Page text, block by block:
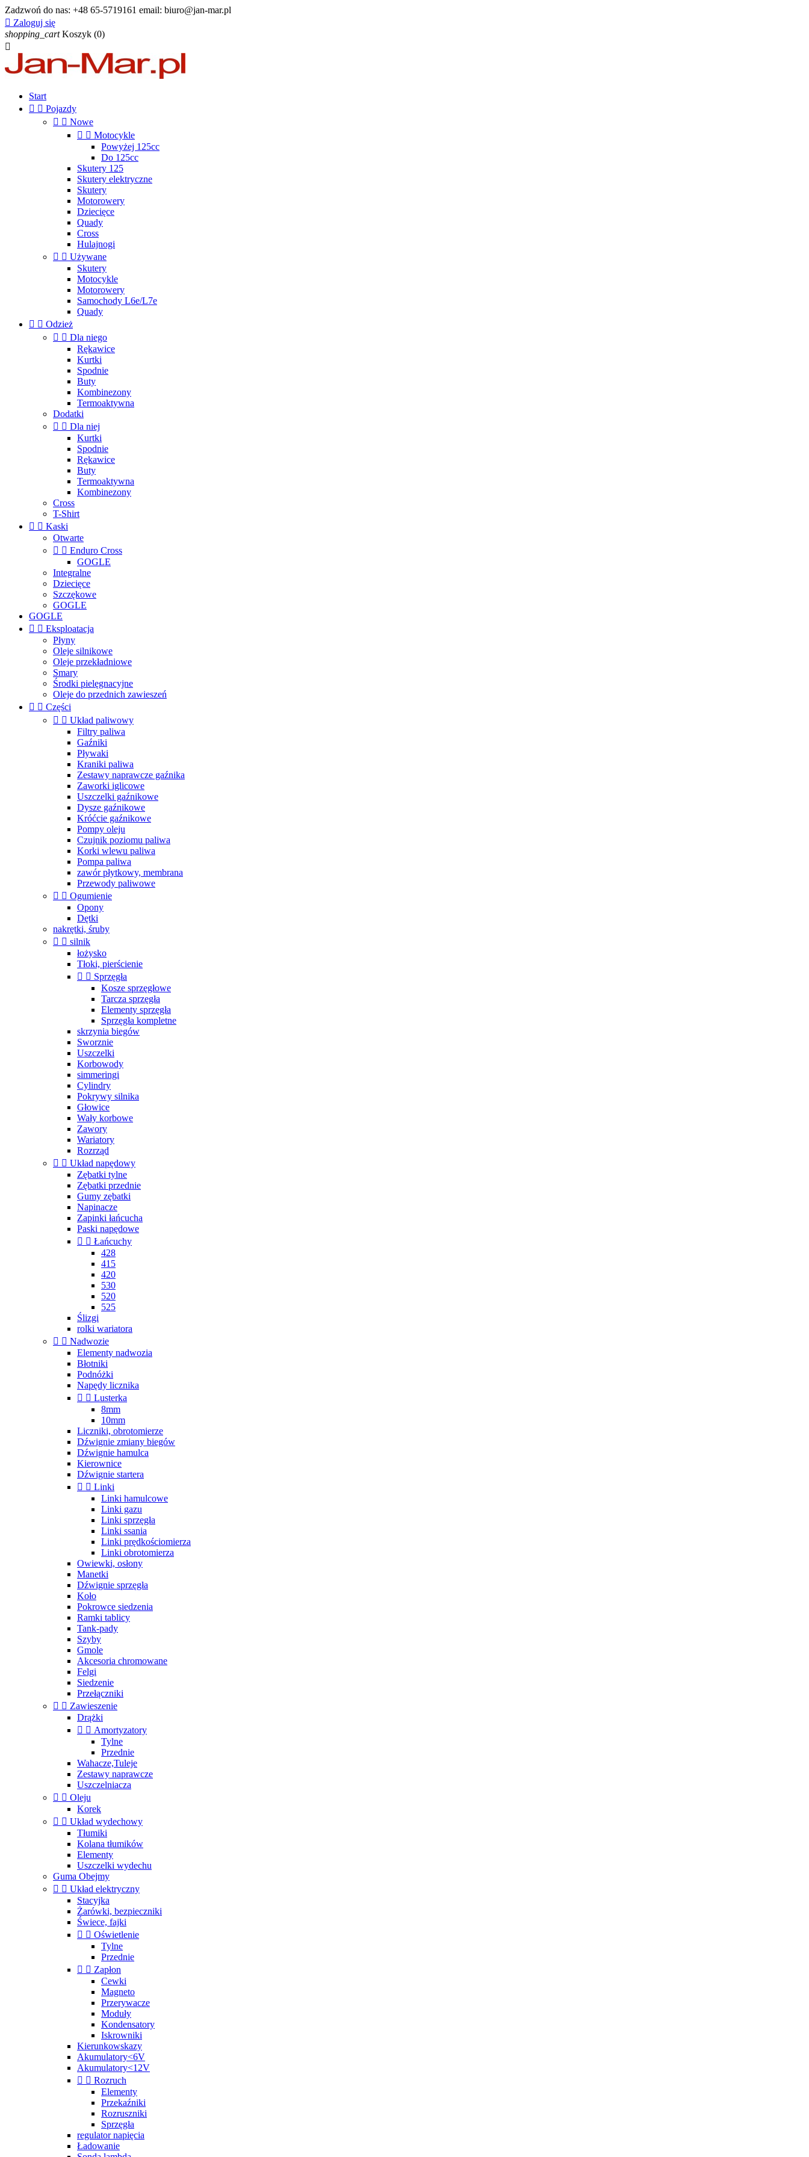
Zadzwoń do nas: +48 65-5719161 email: biuro@jan-mar.pl
 Zaloguj się
shopping_cart Koszyk (0)

Start
  Pojazdy
  Nowe
  Motocykle
Powyżej 125cc
Do 125cc
Skutery 125
Skutery elektryczne
Skutery
Motorowery
Dziecięce
Quady
Cross
Hulajnogi
  Używane
Skutery
Motocykle
Motorowery
Samochody L6e/L7e
Quady
  Odzież
  Dla niego
Rękawice
Kurtki
Spodnie
Buty
Kombinezony
Termoaktywna
Dodatki
  Dla niej
Kurtki
Spodnie
Rękawice
Buty
Termoaktywna
Kombinezony
Cross
T-Shirt
  Kaski
Otwarte
  Enduro Cross
GOGLE
Integralne
Dziecięce
Szczękowe
GOGLE
GOGLE
  Eksploatacja
Płyny
Oleje silnikowe
Oleje przekładniowe
Smary
Środki pielęgnacyjne
Oleje do przednich zawieszeń
  Części
  Układ paliwowy
Filtry paliwa
Gaźniki
Pływaki
Kraniki paliwa
Zestawy naprawcze gaźnika
Zaworki iglicowe
Uszczelki gaźnikowe
Dysze gaźnikowe
Króćcie gaźnikowe
Pompy oleju
Czujnik poziomu paliwa
Korki wlewu paliwa
Pompa paliwa
zawór płytkowy, membrana
Przewody paliwowe
  Ogumienie
Opony
Dętki
nakrętki, śruby
  silnik
łożysko
Tłoki, pierścienie
  Sprzęgła
Kosze sprzęgłowe
Tarcza sprzęgła
Elementy sprzęgła
Sprzęgła kompletne
skrzynia biegów
Sworznie
Uszczelki
Korbowody
simmeringi
Cylindry
Pokrywy silnika
Głowice
Wały korbowe
Zawory
Wariatory
Rozrząd
  Układ napędowy
Zębatki tylne
Zębatki przednie
Gumy zębatki
Napinacze
Zapinki łańcucha
Paski napędowe
  Łańcuchy
428
415
420
530
520
525
Ślizgi
rolki wariatora
  Nadwozie
Elementy nadwozia
Błotniki
Podnóżki
Napędy licznika
  Lusterka
8mm
10mm
Liczniki, obrotomierze
Dźwignie zmiany biegów
Dźwignie hamulca
Kierownice
Dźwignie startera
  Linki
Linki hamulcowe
Linki gazu
Linki sprzęgła
Linki ssania
Linki prędkościomierza
Linki obrotomierza
Owiewki, osłony
Manetki
Dźwignie sprzęgła
Koło
Pokrowce siedzenia
Ramki tablicy
Tank-pady
Szyby
Gmole
Akcesoria chromowane
Felgi
Siedzenie
Przełączniki
  Zawieszenie
Drążki
  Amortyzatory
Tylne
Przednie
Wahacze,Tuleje
Zestawy naprawcze
Uszczelniacza
  Oleju
Korek
  Układ wydechowy
Tłumiki
Kolana tłumików
Elementy
Uszczelki wydechu
Guma Obejmy
  Układ elektryczny
Stacyjka
Żarówki, bezpieczniki
Świece, fajki
  Oświetlenie
Tylne
Przednie
  Zapłon
Cewki
Magneto
Przerywacze
Moduły
Kondensatory
Iskrowniki
Kierunkowskazy
Akumulatory<6V
Akumulatory<12V
  Rozruch
Elementy
Przekaźniki
Rozruszniki
Sprzęgła
regulator napięcia
Ładowanie